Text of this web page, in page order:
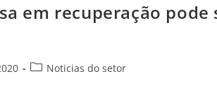
em recuperação
Noticias do setor